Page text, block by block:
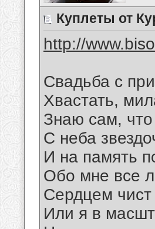
Куплеты от
http://
Свадьба с
Хвастать,
Знаю сам,
С неба
И на память
Обо мне все
Сердцем чист
Или я в